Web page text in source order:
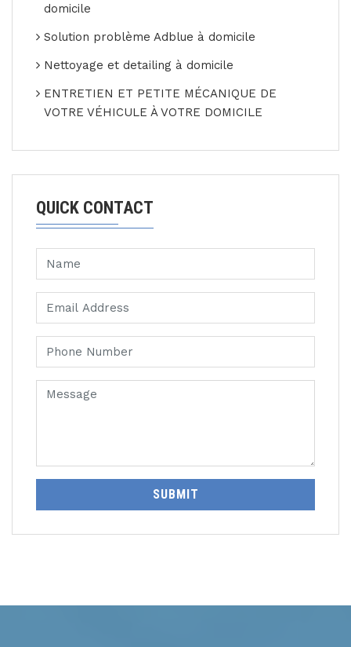
domicile
Solution problème Adblue à domicile
Nettoyage et detailing à domicile
ENTRETIEN ET PETITE MÉCANIQUE DE
VOTRE VÉHICULE À VOTRE DOMICILE
QUICK CONTACT
SUBMIT